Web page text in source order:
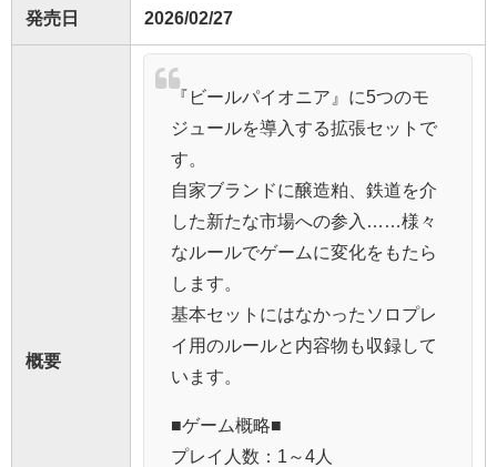
発売日 2026/02/27
概要
『ビールパイオニア』に5つのモ
ジュールを導入する拡張セットで
す。
自家ブランドに醸造粕、鉄道を介
した新たな市場への参入……様々
なルールでゲームに変化をもたら
します。
基本セットにはなかったソロプレ
イ用のルールと内容物も収録して
います。
■ゲーム概略■
プレイ人数：1～4人